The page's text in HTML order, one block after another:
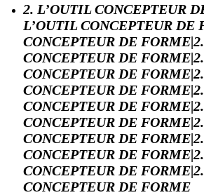
2. L’OUTIL CONCEPTEUR
L’OUTIL CONCEPTEUR DE
CONCEPTEUR DE
CONCEPTEUR DE
CONCEPTEUR DE
CONCEPTEUR DE
CONCEPTEUR DE
CONCEPTEUR DE
CONCEPTEUR DE
CONCEPTEUR DE
CONCEPTEUR DE
CONCEPTEUR DE FORME